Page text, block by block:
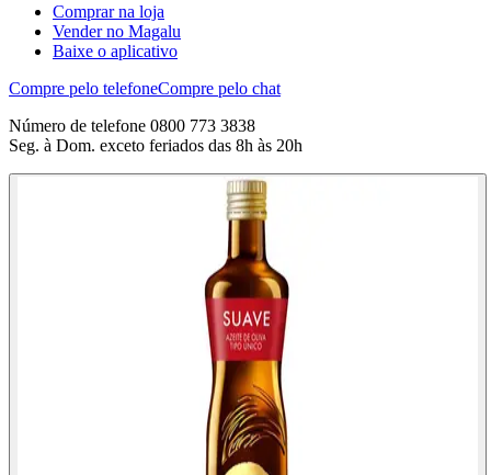
Comprar na loja
Vender no Magalu
Baixe o aplicativo
Compre pelo telefoneCompre pelo chat
Número de telefone 0800 773 3838
Seg. à Dom. exceto feriados das 8h às 20h